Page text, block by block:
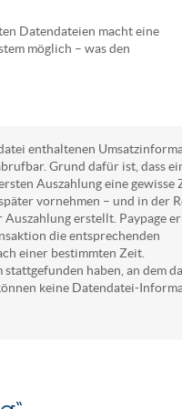
Datendateien macht eine
möglich – was den
enthaltenen
Grund dafür ist, dass
Auszahlung eine gewisse
vornehmen – und in der
erstellt. Paypage
die entsprechenden
einer bestimmten Zeit.
haben, an dem
keine Datendatei-